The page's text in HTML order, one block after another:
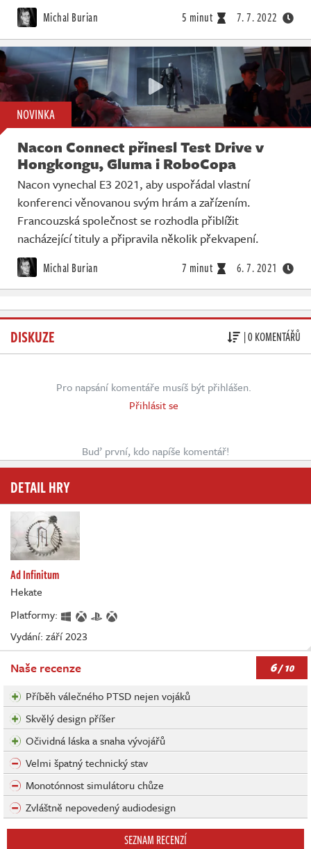
Michal Burian 5 minut 7. 7. 2022
NOVINKA
Nacon Connect přinesl Test Drive v
Hongkongu, Gluma i RoboCopa
Nacon vynechal E3 2021, aby uspořádal vlastní
konferenci věnovanou svým hrám a zařízením.
Francouzská společnost se rozhodla přiblížit
nacházející tituly a připravila několik překvapení.
Michal Burian 7 minut 6. 7. 2021
DISKUZE | 0 KOMENTÁŘŮ
Pro napsání komentáře musíš být přihlášen.
Přihlásit se
Buď první, kdo napíše komentář!
DETAIL HRY
Ad Infinitum
Hekate
Platformy:
Vydání: září 2023
Naše recenze 6/ 10
Příběh válečného PTSD nejen vojáků
Skvělý design příšer
Očividná láska a snaha vývojářů
Velmi špatný technický stav
Monotónnost simulátoru chůze
Zvláštně nepovedený audiodesign
SEZNAM RECENZÍ